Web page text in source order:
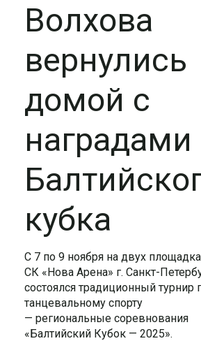
Волхова
вернулись
домой с
наградами
кубка
С 7 по 9 ноября на двух
СК «Нова Арена» г. Санкт-
состоялся традиционный турнир
танцевальному спорту
— региональные соревнования
«Балтийский Кубок — 2025».